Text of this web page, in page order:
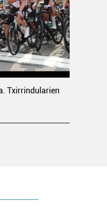
Txirrindularien